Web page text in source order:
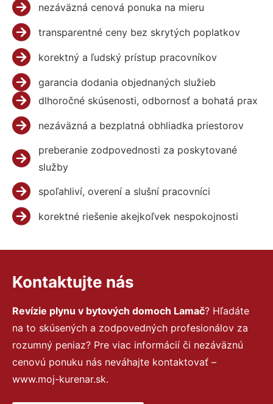
nezáväzná cenová ponuka na mieru
transparentné ceny bez skrytých poplatkov
korektný a ľudský prístup pracovníkov
garancia dodania objednaných služieb
dlhoročné skúsenosti, odbornosť a bohatá prax
nezáväzná a bezplatná obhliadka priestorov
preberanie zodpovednosti za poskytované
služby
spoľahliví, overení a slušní pracovníci
korektné riešenie akejkoľvek nespokojnosti
Kontaktujte nás
Revízie plynu v bytových domoch Lamač? Hľadáte
na to skúsených a zodpovedných profesionálov za
rozumný peniaz? Pre viac informácií či nezáväznú
cenovú ponuku nás neváhajte kontaktovať –
www.moj-kurenar.sk.